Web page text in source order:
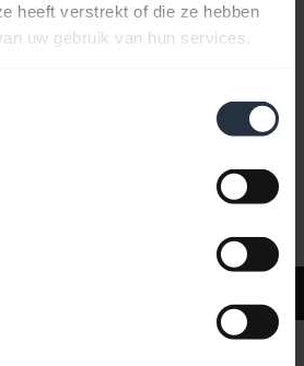
heeft verstrekt of die ze hebben
uw gebruik van hun services.